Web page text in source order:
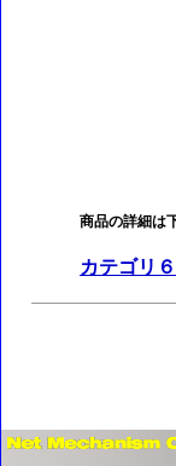
商品の詳細は
カテゴリ